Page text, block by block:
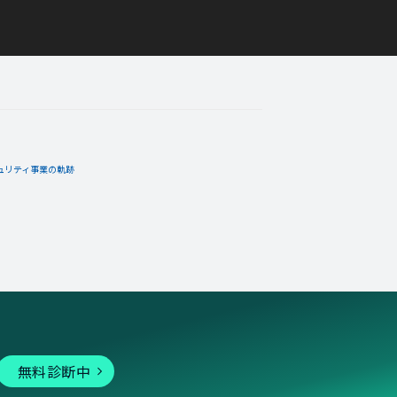
リティ事業の軌跡
無料診断中